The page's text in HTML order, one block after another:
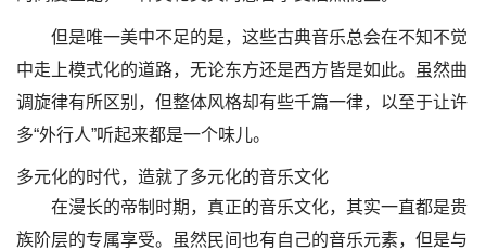
但是唯一美中不足的是，这些古典音乐总会在不知不觉
中走上模式化的道路，无论东方还是西方皆是如此。虽然曲
调旋律有所区别，但整体风格却有些千篇一律，以至于让许
多“外行人”听起来都是一个味儿。
多元化的时代，造就了多元化的音乐文化
在漫长的帝制时期，真正的音乐文化，其实一直都是贵
族阶层的专属享受。虽然民间也有自己的音乐元素，但是与